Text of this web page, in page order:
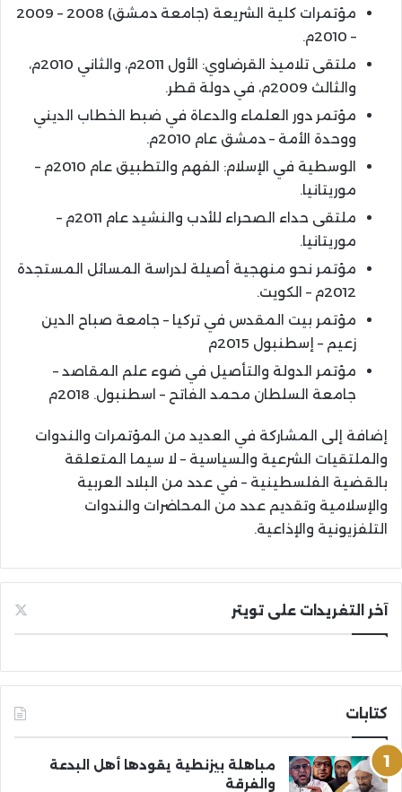
مؤتمرات كلية الشريعة (جامعة دمشق) 2008 – 2009
– 2010م.
ملتقى تلاميذ القرضاوي: الأول 2011م، والثاني 2010م،
والثالث 2009م، في دولة قطر.
مؤتمر دور العلماء والدعاة في ضبط الخطاب الديني
ووحدة الأمة – دمشق عام 2010م.
الوسطية في الإسلام: الفهم والتطبيق عام 2010م –
موريتانيا.
ملتقى حداء الصحراء للأدب والنشيد عام 2011م –
موريتانيا.
مؤتمر نحو منهجية أصيلة لدراسة المسائل المستجدة
2012م – الكويت.
مؤتمر بيت المقدس في تركيا – جامعة صباح الدين
زعيم – إسطنبول 2015م
مؤتمر الدولة والتأصيل في ضوء علم المقاصد –
جامعة السلطان محمد الفاتح – اسطنبول. 2018م
إضافة إلى المشاركة في العديد من المؤتمرات والندوات
والملتقيات الشرعية والسياسية – لا سيما المتعلقة
بالقضية الفلسطينية – في عدد من البلاد العربية
والإسلامية وتقديم عدد من المحاضرات والندوات
التلفزيونية والإذاعية.
آخر التغريدات على تويتر
كتابات
مباهلة بيزنطية يقودها أهل البدعة
والفرقة